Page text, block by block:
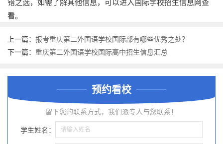
看。
上一篇： 报考重庆第二外国语学校国际部有哪些优秀之处？
下一篇： 重庆第二外国语学校国际高中招生信息汇总
预约看校
留下您的联系方式，我们派专人与您联系！
学生姓名：